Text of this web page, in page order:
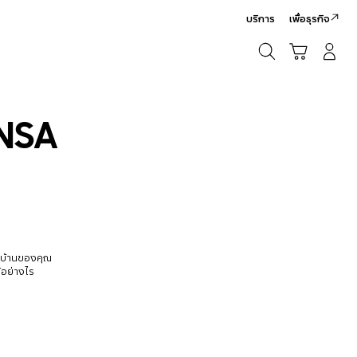
บริการ เพื่อธุรกิจ
บ้านของคุณ
ย่างไร